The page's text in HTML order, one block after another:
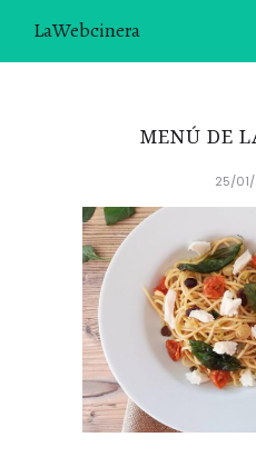
LaWebcinera
CONTACTO
SOBRE MÍ
¿TE GUSTARÍA UNIRTE A
ÓMICA?
ÚNETE A LA NEWSLETTER
RECOMENDACIONES
MENÚ DE
25/